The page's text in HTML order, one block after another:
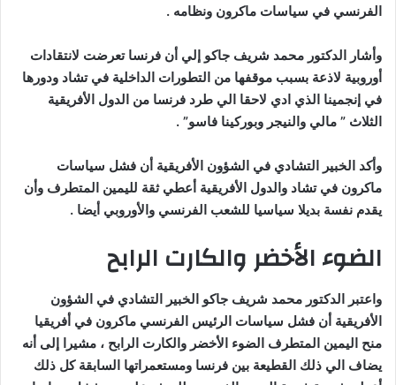
الفرنسي في سياسات ماكرون ونظامه .
وأشار الدكتور محمد شريف جاكو إلي أن فرنسا تعرضت لانتقادات
أوروبية لاذعة بسبب موقفها من التطورات الداخلية في تشاد ودورها
في إنجمينا الذي ادي لاحقا الي طرد فرنسا من الدول الأفريقية
الثلاث ” مالي والنيجر وبوركينا فاسو” .
وأكد الخبير التشادي في الشؤون الأفريقية أن فشل سياسات
ماكرون في تشاد والدول الأفريقية أعطي ثقة لليمين المتطرف وأن
يقدم نفسة بديلا سياسيا للشعب الفرنسي والأوروبي أيضا .
الضوء الأخضر والكارت الرابح
واعتبر الدكتور محمد شريف جاكو الخبير التشادي في الشؤون
الأفريقية أن فشل سياسات الرئيس الفرنسي ماكرون في أفريقيا
منح اليمين المتطرف الضوء الأخضر والكارت الرابح ، مشيرا إلى أنه
يضاف الي ذلك القطيعة بين فرنسا ومستعمراتها السابقة كل ذلك